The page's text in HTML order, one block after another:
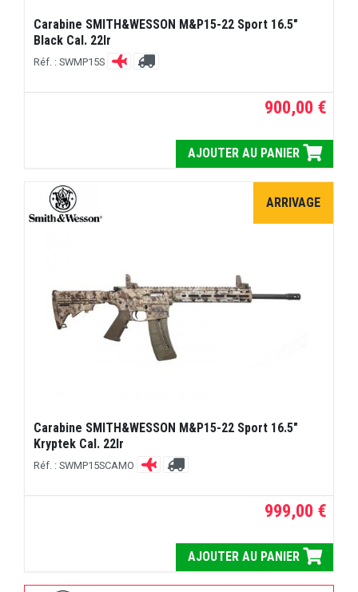
Carabine SMITH&WESSON M&P15-22 Sport 16.5"
Black Cal. 22lr
Réf. : SWMP15S
900,00 €
AJOUTER AU PANIER
ARRIVAGE
Carabine SMITH&WESSON M&P15-22 Sport 16.5"
Kryptek Cal. 22lr
Réf. : SWMP15SCAMO
999,00 €
AJOUTER AU PANIER